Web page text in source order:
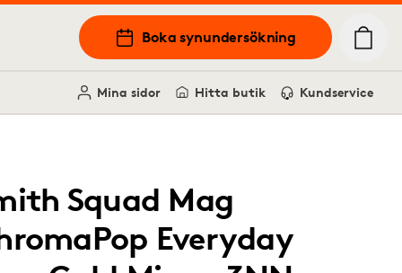
Boka synundersökning
Mina sidor Hitta butik Kundservice
Squad Mag
Everyday